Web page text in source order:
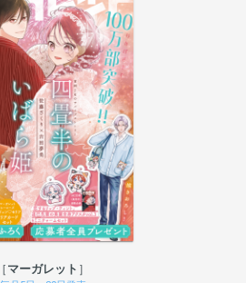
マーガレット